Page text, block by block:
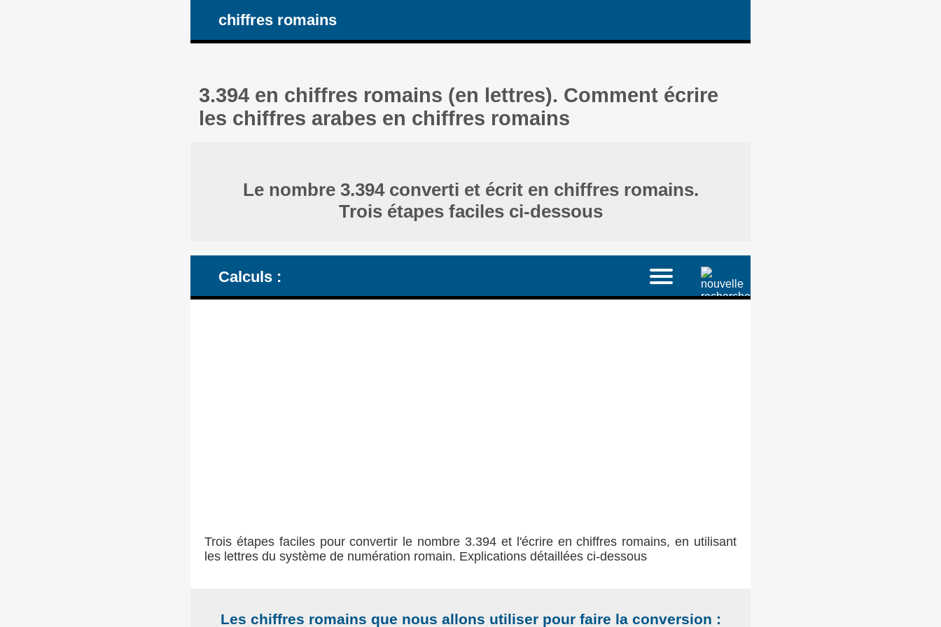
chiffres romains
3.394 en chiffres romains (en lettres). Comment écrire
les chiffres arabes en chiffres romains
Le nombre 3.394 converti et écrit en chiffres romains.
Trois étapes faciles ci-dessous
Calculs :
Trois étapes faciles pour convertir le nombre 3.394 et l'écrire en chiffres romains, en utilisant
les lettres du système de numération romain. Explications détaillées ci-dessous
Les chiffres romains que nous allons utiliser pour faire la conversion :